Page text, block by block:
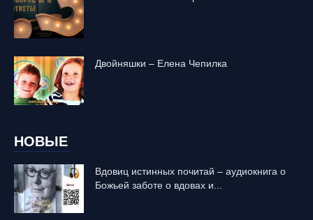
Двойняшки – Елена Чепилка
НОВЫЕ
Вдовиц истинных почитай – аудиокнига о
Божьей заботе о вдовах и...